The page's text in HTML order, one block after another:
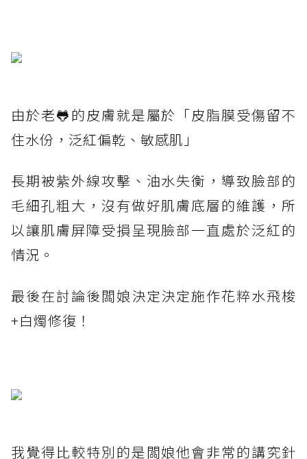
由於老🐸的皮膚就是屬於「皮脂膜受傷留不
住水份，泛紅偏乾、敏感肌」
長期被紫外線攻擊、油水失衡，導致臉部的
毛細孔粗大，沒有做好肌膚底層的維護，所
以讓肌膚屏障受損呈現臉部一直處於泛紅的
情況。
最後在討論後闆娘決定決定施作花粹水飛梭
+白燭修復！
我覺得比較特別的是闆娘他會非常的講究針